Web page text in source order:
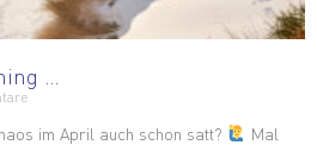
…
im April auch schon satt?
Mal